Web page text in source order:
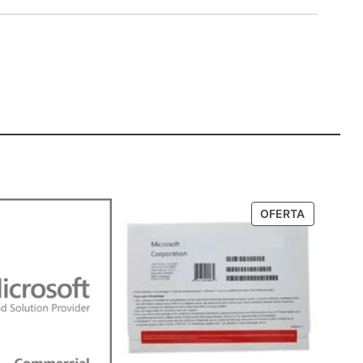
OFERTA
EM